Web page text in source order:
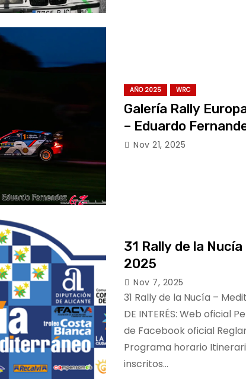
AÑO 2025 WRC
Galería Rally
– Eduardo
Nov 21, 2025
31 Rally de la
2025
Nov 7, 2025
31 Rally de la Nucía –
DE INTERÉS: Web oficial
de Facebook oficial
Programa horario
inscritos…